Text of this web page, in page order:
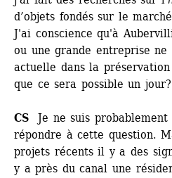
d’objets fondés sur le
J'ai conscience qu'à
ou une grande entreprise
actuelle dans la
que ce sera possible un jour?
CS Je ne suis
répondre à cette question.
projets récents il y a des
y a près du canal une